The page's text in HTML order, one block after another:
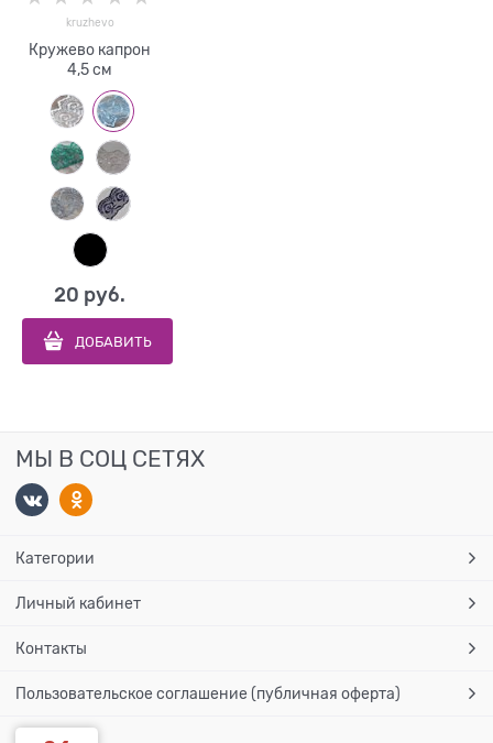
kruzhevo
Кружево капрон
4,5 см
20 руб.
ДОБАВИТЬ
МЫ В СОЦ СЕТЯХ
Категории
Личный кабинет
Контакты
Пользовательское соглашение (публичная оферта)